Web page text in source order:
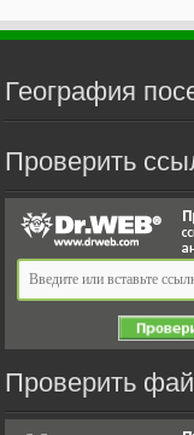
География
Проверить
Проверить